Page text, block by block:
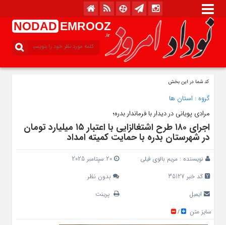
NODAD EMROOZ
.ir
کد شما در این بخش
گروه : استان ها
مرادی پویانی در دیدار با فرماندار بدره؛
اجرای ۱۸۰ طرح اشتغالزایی با اعتبار ۱۵ میلیارد تومان
در شهرستان بدره با حمایت کمیته امداد
نویسنده : مریم بالوی فیلی
20 سپتامبر 2025
کد خبر 35127
بدون نظر
ایمیل
پرینت
سایز متن
/